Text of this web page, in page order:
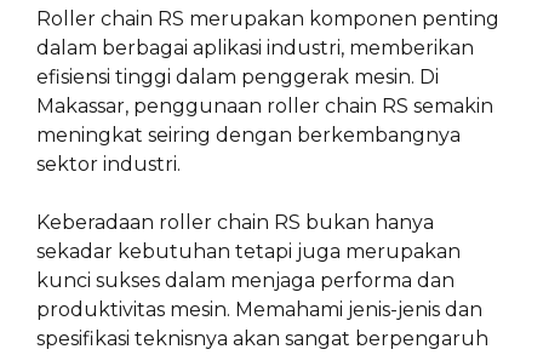
Roller chain RS merupakan komponen penting
dalam berbagai aplikasi industri, memberikan
efisiensi tinggi dalam penggerak mesin. Di
Makassar, penggunaan roller chain RS semakin
meningkat seiring dengan berkembangnya
sektor industri.
Keberadaan roller chain RS bukan hanya
sekadar kebutuhan tetapi juga merupakan
kunci sukses dalam menjaga performa dan
produktivitas mesin. Memahami jenis-jenis dan
spesifikasi teknisnya akan sangat berpengaruh